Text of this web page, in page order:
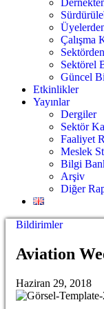
Çalışma
Sektörel
Güncel
Etkinlikler
Yayınlar
Dergiler
Sektör
Faaliyet
Meslek
Bilgi
Arşiv
Diğer
Bildirimler
Aviation
Haziran 29, 2018